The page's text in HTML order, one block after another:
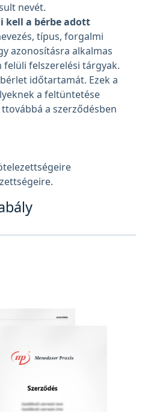
nevét.
kell a bérbe adott
típus, forgalmi
azonosításra alkalmas
felszerelési tárgyak.
időtartamát. Ezek a
a feltüntetése
a szerződésben